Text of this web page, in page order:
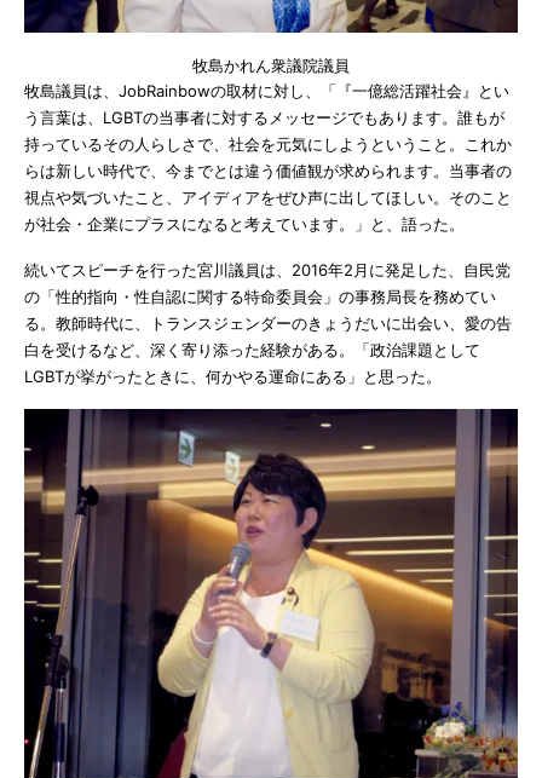
牧島かれん衆議院議員
牧島議員は、JobRainbowの取材に対し、「『一億総活躍社会』とい
う言葉は、LGBTの当事者に対するメッセージでもあります。誰もが
持っているその人らしさで、社会を元気にしようということ。これか
らは新しい時代で、今までとは違う価値観が求められます。当事者の
視点や気づいたこと、アイディアをぜひ声に出してほしい。そのこと
が社会・企業にプラスになると考えています。」と、語った。
続いてスピーチを行った宮川議員は、2016年2月に発足した、自民党
の「性的指向・性自認に関する特命委員会」の事務局長を務めてい
る。教師時代に、トランスジェンダーのきょうだいに出会い、愛の告
白を受けるなど、深く寄り添った経験がある。「政治課題として
LGBTが挙がったときに、何かやる運命にある」と思った。